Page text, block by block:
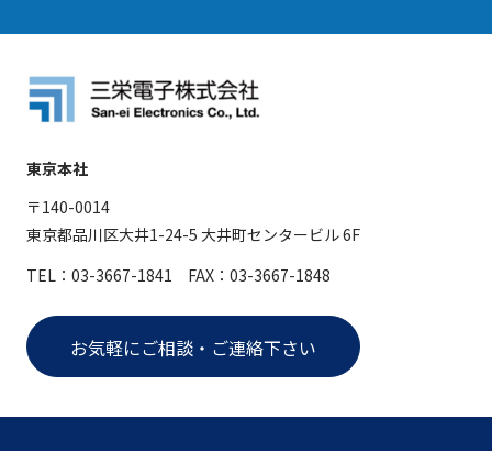
東京本社
〒140-0014
東京都品川区大井1-24-5 大井町センタービル 6F
TEL：03-3667-1841 FAX：03-3667-1848
お気軽にご相談・ご連絡下さい